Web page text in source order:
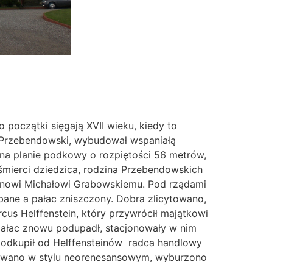
początki sięgają XVII wieku, kiedy to
wybudował wspaniałą
planie podkowy o rozpiętości 56 metrów,
dziedzica, rodzina Przebendowskich
Michałowi Grabowskiemu. Pod rządami
a pałac zniszczony. Dobra zlicytowano,
Helffenstein, który przywrócił majątkowi
znowu podupadł, stacjonowały w nim
od Helffensteinów radca handlowy
w stylu neorenesansowym, wyburzono